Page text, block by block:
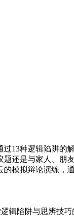
过13种逻辑陷阱的
题还是与家人、朋
的模拟辩论演练，